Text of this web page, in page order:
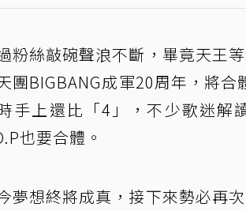
粉絲敲碗聲浪不斷，畢竟天王
團BIGBANG成軍20周年，將
手上還比「4」，不少歌迷解
也要合體。
夢想終將成真，接下來勢必再